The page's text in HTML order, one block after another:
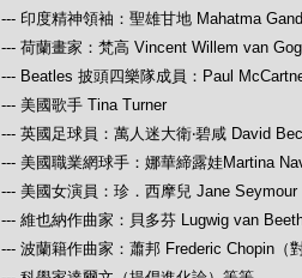
--- 印度精神領袖：聖雄甘地 Mahatma
--- 荷蘭畫家：梵高 Vincent Willem van
--- Beatles 披頭四樂隊成員：Paul
--- 美國歌手 Tina Turner
--- 英國足球員：萬人迷大衛‧碧咸 David
--- 美國職業網球手：娜華締露娃Martina
--- 美國女演員：珍．西摩兒 Jane Seymour
--- 維也納作曲家：貝多芬 Lugwig van
--- 波蘭籍作曲家：蕭邦 Frederic Chopin（